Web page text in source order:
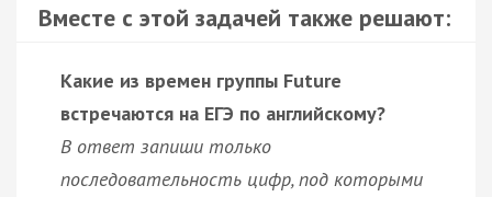
Вместе с этой задачей также решают:
Какие из времен группы Future
встречаются на ЕГЭ по английскому?
В ответ запиши только
последовательность цифр, под которыми